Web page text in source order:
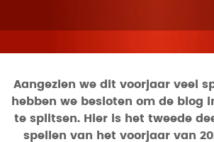
Aangezien we dit voorjaar veel
hebben we besloten om de blog
te splitsen. Hier is het tweede
spellen van het voorjaar van